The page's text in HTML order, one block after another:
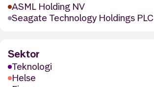
ASML Holding NV
Seagate Technology Holdings PLC
Sektor
Teknologi
Helse